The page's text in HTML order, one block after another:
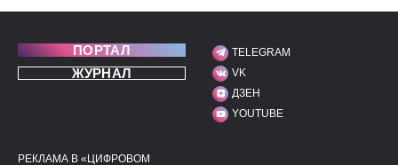
ПОРТАЛ
ЖУРНАЛ
МЫ В СОЦИАЛЬНЫХ
TELEGRAM
VK
ДЗЕН
YOUTUBE
РЕКЛАМА В «ЦИФРОВОМ